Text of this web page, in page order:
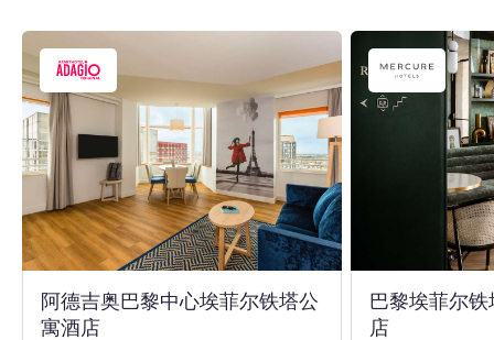
阿德吉奥巴黎中心埃菲尔铁塔公
寓酒店
巴黎埃菲尔
店